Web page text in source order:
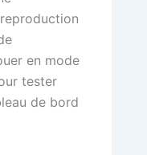
en mode
tester
de bord